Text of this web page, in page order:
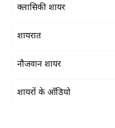
क्लासिकी शायर
शायरात
नौजवान शायर
शायरों के ऑडियो